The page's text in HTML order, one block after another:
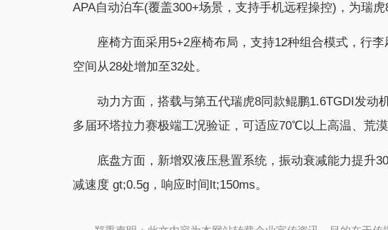
APA自动泊车(覆盖300+场景，支持手机远程操控)，为瑞虎
座椅方面采用5+2座椅布局，支持12种组合模式，行
空间从28处增加至32处。
动力方面，搭载与第五代瑞虎8同款鲲鹏1.6TGDI发动
多届环塔拉力赛极端工况验证，可适应70℃以上高温、荒漠
底盘方面，新增双液压悬置系统，振动衰减能力提升
减速度 gt;0.5g，响应时间lt;150ms。